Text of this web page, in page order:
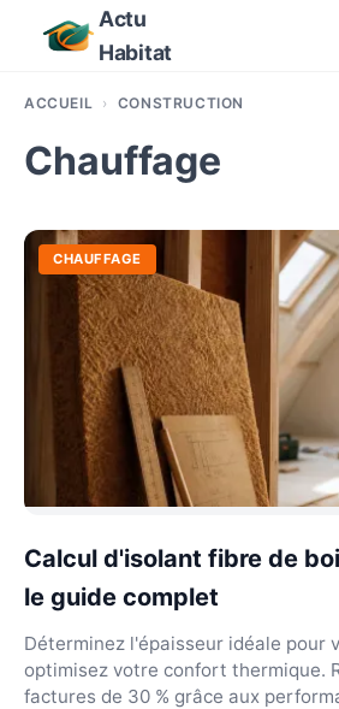
Actu
Habitat
ACCUEIL CONSTRUCTION
Chauffage
CHAUFFAGE
Calcul d'isolant fibre de
le guide complet
Déterminez l'épaisseur idéale pour
optimisez votre confort thermique.
factures de 30 % grâce aux